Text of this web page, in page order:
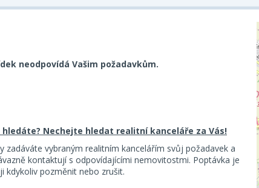
neodpovídá Vašim požadavkům.
Nechejte hledat realitní kanceláře za Vás!
zadáváte vybraným realitním kancelářím svůj požadavek a
kontaktují s odpovídajícími nemovitostmi. Poptávka je
kdykoliv pozměnit nebo zrušit.